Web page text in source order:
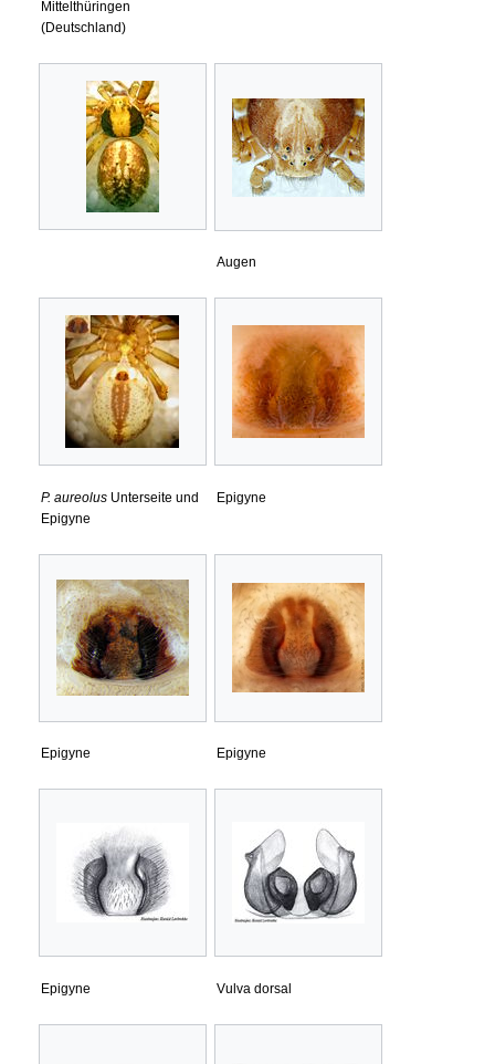
Mittelthüringen
(Deutschland)
Augen
P. aureolus Unterseite und
Epigyne
Epigyne
Epigyne Epigyne
Epigyne Vulva dorsal